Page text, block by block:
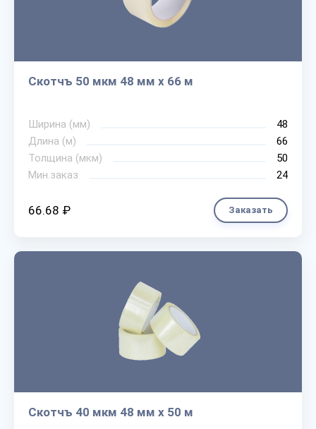
Скотчъ 50 мкм 48 мм х 66 м
Ширина (мм)
48
Длина (м)
66
Толщина (мкм)
50
Мин.заказ
24
66.68 ₽ Заказать
Скотчъ 40 мкм 48 мм х 50 м